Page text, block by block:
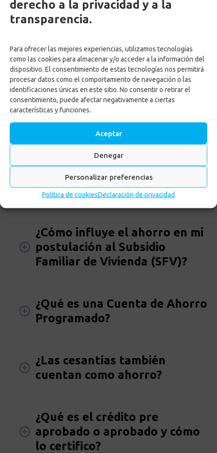
derecho a la privacidad y a la
transparencia.
Para ofrecer las mejores experiencias, utilizamos tecnologías
como las cookies para almacenar y/o acceder a la información del
dispositivo. El consentimiento de estas tecnologías nos permitirá
procesar datos como el comportamiento de navegación o las
identificaciones únicas en este sitio. No consentir o retirar el
consentimiento, puede afectar negativamente a ciertas
características y funciones.
Aceptar
Denegar
Personalizar preferencias
Política de cookiesDeclaración de privacidad
remodelación y
mejoramiento?
¿Qué es un ahorro
programado para compra de
vivienda o inmovilizado?
¿Qué quiere decir cesantías
inmovilizadas?
¿Cómo influye el ahorro en mi
postulación al Subsidio
Familiar de Vivienda (SFV)?
¿Qué es una Cuenta de Ahorro
Programado?
¿Las cesantías también
cuentan como ahorro?
¿Qué es el crédito pre
aprobado o aprobado y cómo
lo certifico?